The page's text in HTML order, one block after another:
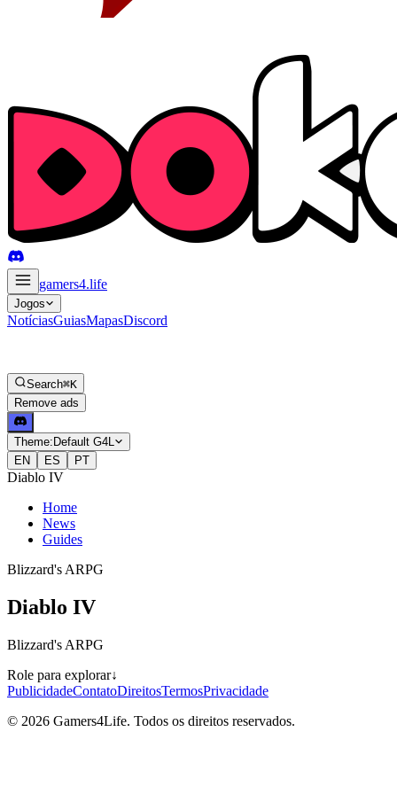
gamers4.life
Jogos
NotíciasGuiasMapasDiscord
Search⌘K
Remove ads
Theme: Default G4L
EN
ES PT
Diablo IV
Home
News
Guides
Blizzard's ARPG
Diablo IV
Blizzard's ARPG
Role para explorar↓
PublicidadeContatoDireitosTermosPrivacidade
© 2026 Gamers4Life. Todos os direitos reservados.